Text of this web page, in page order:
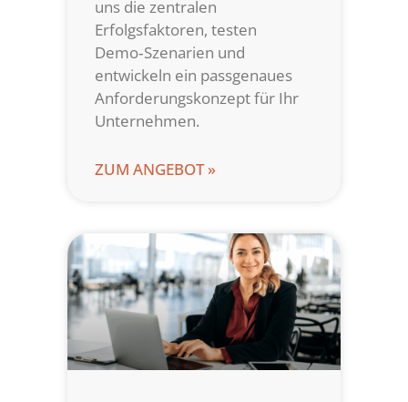
uns die zentralen
Erfolgsfaktoren, testen
Demo‑Szenarien und
entwickeln ein passgenaues
Anforderungskonzept für Ihr
Unternehmen.
ZUM ANGEBOT »